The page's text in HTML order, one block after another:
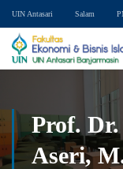
UIN Antasari Salam
Prof.
Aseri,